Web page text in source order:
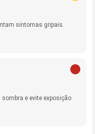
sintomas gripais.
e evite exposição